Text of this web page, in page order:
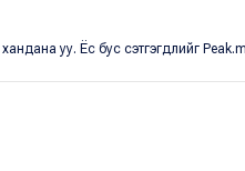
уу. Ёс бус сэтгэгдлийг